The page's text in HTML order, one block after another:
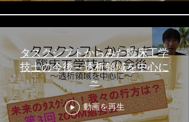
タスクシフトからみた臨床工学
技士の今後～透析領域を中心に
～
動画を再生